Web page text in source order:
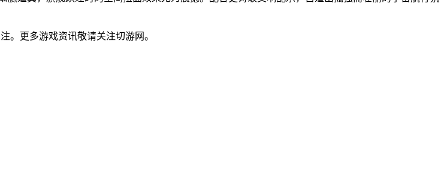
。更多游戏资讯敬请关注切游网。